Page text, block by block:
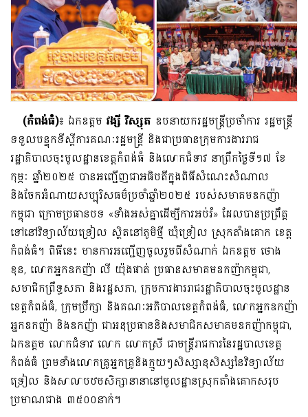
(កំពង់ធំ)៖ ឯកឧត្តម វង្សី វិស្សុត ឧបនាយករដ្ឋមន្ត្រីប្រចាំការ រដ្ឋមន្ត្រី
ទទួលបន្ទុកទីស្តីការគណៈរដ្ឋមន្ត្រី និងជាប្រធានក្រុមការងាររាជ
រដ្ឋាភិបាលចុះមូលដ្ឋានខេត្តកំពង់ធំ និងលោកជំទាវ នាព្រឹកថ្ងៃទី១៧ ខែ
កុម្ភៈ ឆ្នាំ២០២៥ បានអញ្ជើញ​ជាអធិបតីក្នុងពិធីសំណេះសំណាល
និងចែកអំណាយ​សប្បុរិសធម៌ប្រចាំឆ្នាំ២០២៥ របស់សមាគមឧកញ៉ា
កម្ពុជា ក្រោមប្រធានបទ «ទាំងអស់គ្នាដើម្បីការអប់រំ» ដែលបានប្រព្រឹត្ត
ទៅនៅវិទ្យាល័យ​ទ្រៀល ស្ថិតនៅភូមិថ្មី ឃុំទ្រៀល ស្រុកតាំងគោក ខេត្ត
កំពង់ធំ។ ពិធីនេះ មានការអញ្ជើញចូលរួមពីសំណាក់ ឯកឧត្តម ថោង
ខុន, លោកអ្នកឧកញ៉ា លី យ៉ុងផាត់ ប្រធានសមាគមឧកញ៉ាកម្ពុជា,
សមាជិកព្រឹទ្ធសភា និងរដ្ឋសភា, ក្រុមការងាររាជរដ្ឋាភិបាលចុះមូលដ្ឋាន
ខេត្តកំពង់ធំ, ក្រុមប្រឹក្សា ​និងគណៈអភិបាលខេត្តកំពង់ធំ, លោកអ្នកឧកញ៉ា
អ្នកឧកញ៉ា និងឧកញ៉ា ជាអនុប្រធាននិងសមាជិកសមាគមឧកញ៉ាកម្ពុជា,
ឯកឧត្តម លោកជំទាវ លោក លោកស្រី ជាមន្ត្រីរាជការនៃរដ្ឋបាលខេត្ត
កំពង់ធំ ព្រមទាំងលោកគ្រូអ្នកគ្រូនិងក្មួយៗសិស្សានុសិស្សនៃវិទ្យាល័យ
ទ្រៀល និងសាលាបឋម​សិក្សានានានៅមូលដ្ឋានស្រុកតាំងគោកសរុប
ប្រមាណជាង ៣៥០០នាក់។